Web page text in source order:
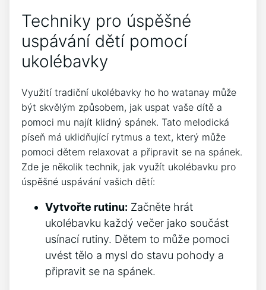
Techniky⁢ pro ‌úspěšné
uspávání dětí pomocí
ukolébavky
Využití tradiční ukolébavky ho ‌ho watanay⁤ může⁣
být skvělým způsobem, jak ​uspat vaše dítě a⁢
pomoci mu najít klidný spánek. Tato melodická
píseň má uklidňující rytmus⁣ a text, který může
pomoci dětem relaxovat a připravit se na ​spánek.
Zde je několik technik, jak využít⁣ ukolébavku pro
úspěšné uspávání vašich ⁢dětí:
Vytvořte rutinu: Začněte hrát
ukolébavku každý večer jako součást
usínací rutiny. Dětem to může pomoci
uvést​ tělo a mysl do stavu ‌pohody⁢ a
připravit​ se⁣ na spánek.